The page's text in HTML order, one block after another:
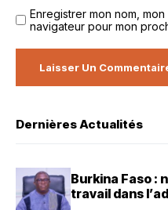
Enregistrer mon nom,
navigateur pour mon
Dernières Actualités
Burkina Faso :
travail dans